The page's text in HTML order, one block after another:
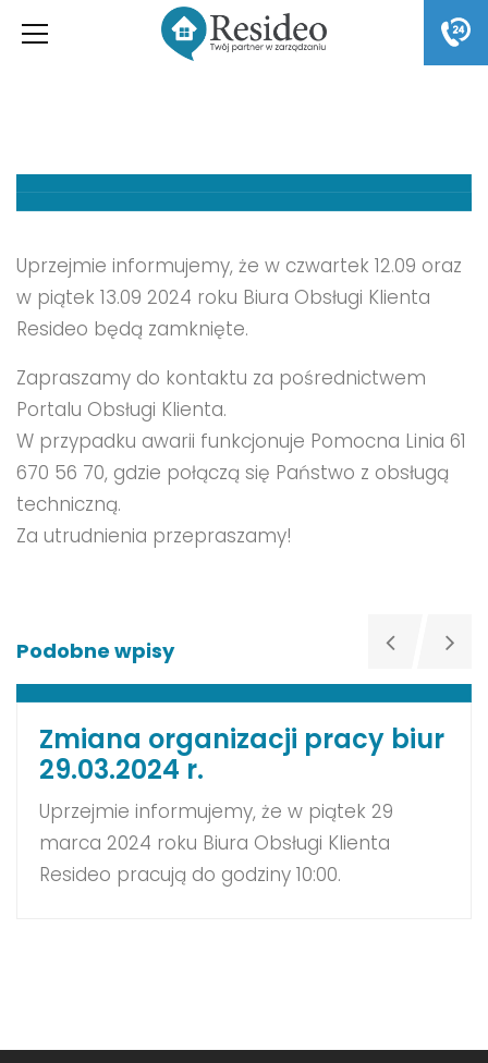
Uprzejmie informujemy, że w czwartek 12.09 oraz
w piątek 13.09 2024 roku Biura Obsługi Klienta
Resideo będą zamknięte.
Zapraszamy do kontaktu za pośrednictwem
Portalu Obsługi Klienta.
W przypadku awarii funkcjonuje Pomocna Linia 61
670 56 70, gdzie połączą się Państwo z obsługą
techniczną.
Za utrudnienia przepraszamy!
Podobne wpisy
Zmiana organizacji pracy biur
29.03.2024 r.
Uprzejmie informujemy, że w piątek 29
marca 2024 roku Biura Obsługi Klienta
Resideo pracują do godziny 10:00.